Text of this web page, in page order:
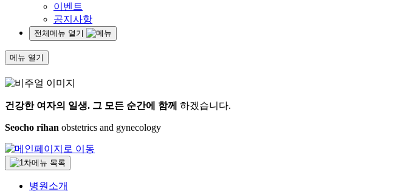
이벤트
공지사항
전체메뉴 열기
메뉴 열기
건강한 여자의 일생. 그 모든 순간에 함께 하겠습니다.
Seocho rihan obstetrics and gynecology
병원소개